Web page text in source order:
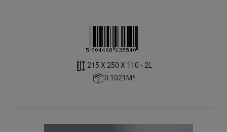
215 X 250 X 110 - 2L
0.1021M³